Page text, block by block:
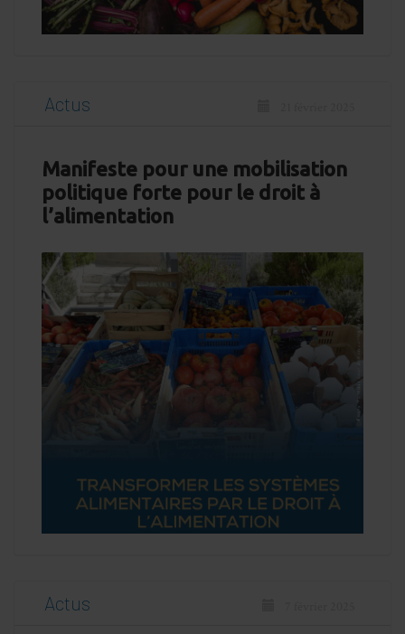
Actus
Manifeste pour une mobilisation
politique forte pour le droit à
l’alimentation
Actus